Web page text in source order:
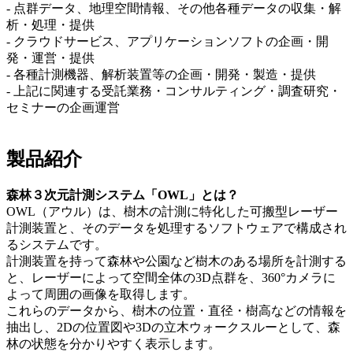
- 点群データ、地理空間情報、その他各種データの収集・解
析・処理・提供
- クラウドサービス、アプリケーションソフトの企画・開
発・運営・提供
- 各種計測機器、解析装置等の企画・開発・製造・提供
- 上記に関連する受託業務・コンサルティング・調査研究・
セミナーの企画運営
製品紹介
森林３次元計測システム「OWL」とは？
OWL（アウル）は、樹木の計測に特化した可搬型レーザー
計測装置と、そのデータを処理するソフトウェアで構成され
るシステムです。
計測装置を持って森林や公園など樹木のある場所を計測する
と、レーザーによって空間全体の3D点群を、360°カメラに
よって周囲の画像を取得します。
これらのデータから、樹木の位置・直径・樹高などの情報を
抽出し、2Dの位置図や3Dの立木ウォークスルーとして、森
林の状態を分かりやすく表示します。